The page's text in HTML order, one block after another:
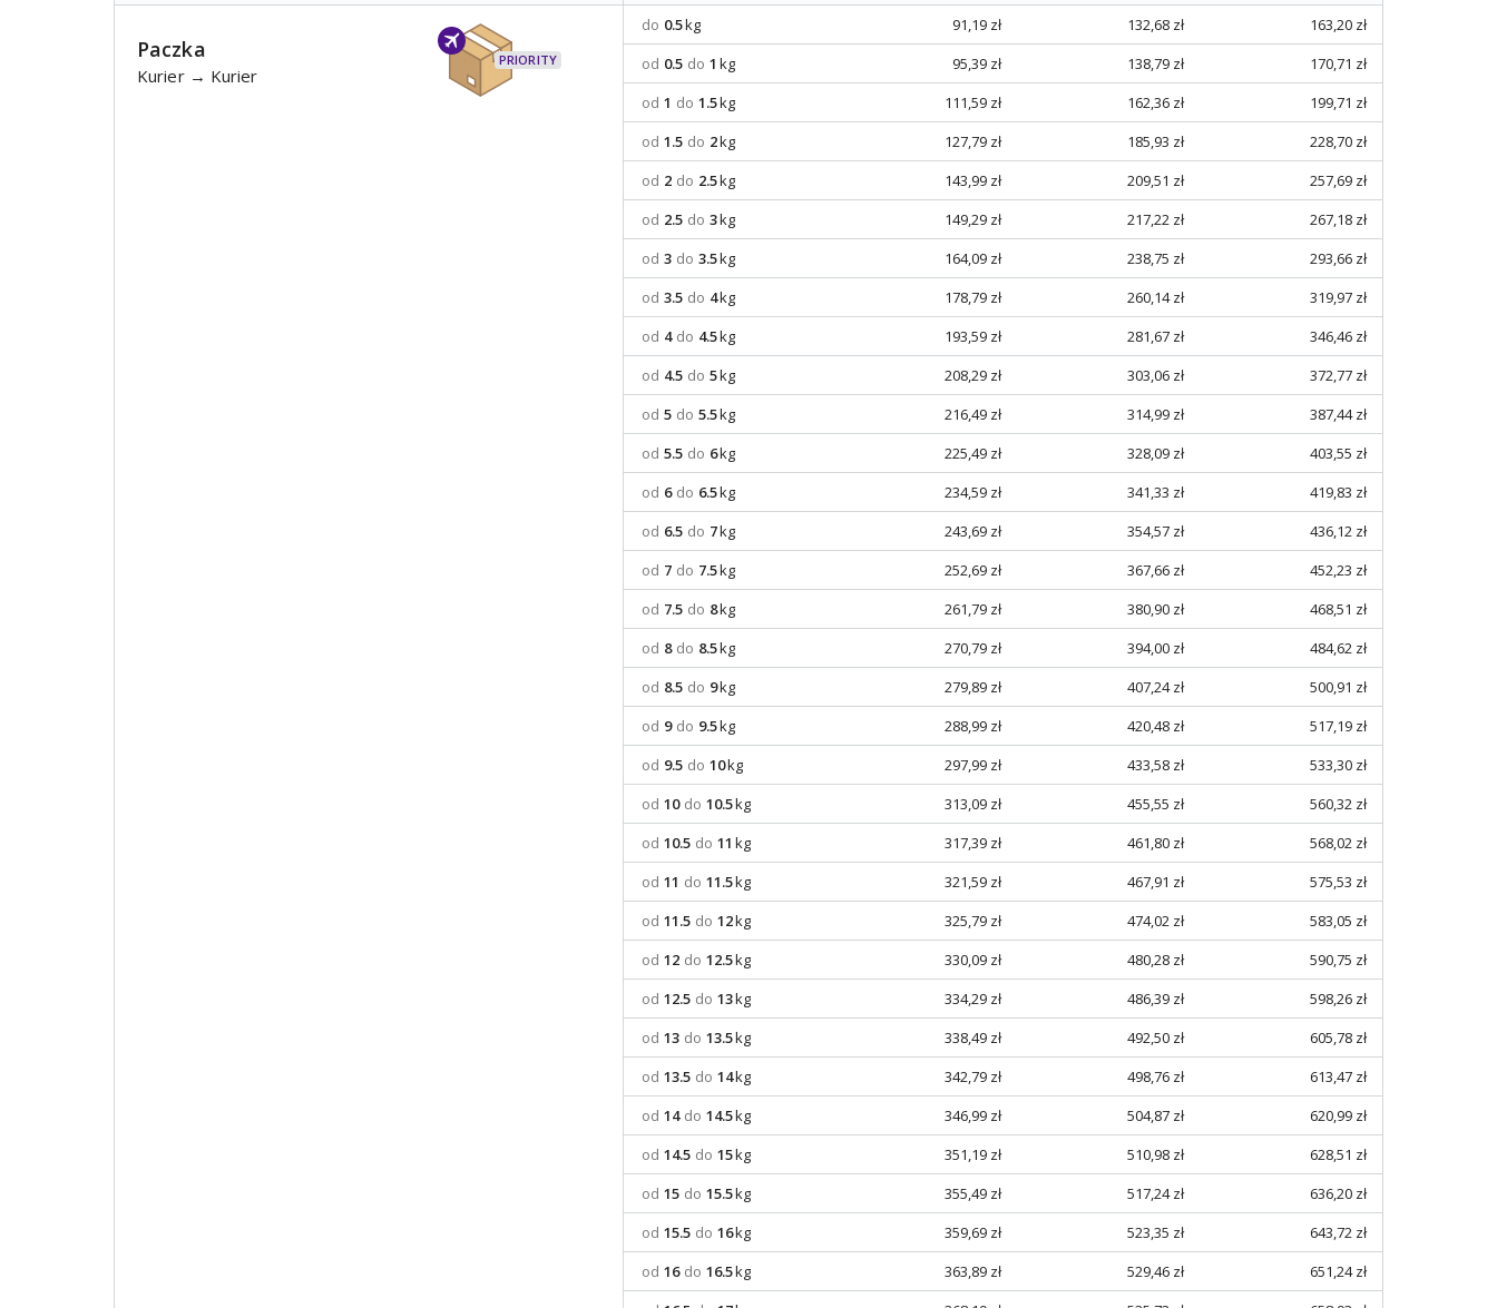
Paczka
Kurier → Kurier
do 0.5kg 91,19 zł 132,68 zł
163,20 zł
od 0.5 do 1 kg 95,39 zł 138,79 zł
170,71 zł
od 1 do 1.5kg 111,59 zł 162,36 zł
199,71 zł
od 1.5 do 2kg 127,79 zł 185,93 zł
228,70 zł
od 2 do 2.5kg 143,99 zł 209,51 zł
257,69 zł
od 2.5 do 3kg 149,29 zł 217,22 zł
267,18 zł
od 3 do 3.5kg 164,09 zł 238,75 zł
293,66 zł
od 3.5 do 4kg 178,79 zł 260,14 zł
319,97 zł
od 4 do 4.5kg 193,59 zł 281,67 zł
346,46 zł
od 4.5 do 5kg 208,29 zł 303,06 zł
372,77 zł
od 5 do 5.5kg 216,49 zł 314,99 zł
387,44 zł
od 5.5 do 6kg 225,49 zł 328,09 zł
403,55 zł
od 6 do 6.5kg 234,59 zł 341,33 zł
419,83 zł
od 6.5 do 7kg 243,69 zł 354,57 zł
436,12 zł
od 7 do 7.5kg 252,69 zł 367,66 zł
452,23 zł
od 7.5 do 8kg 261,79 zł 380,90 zł
468,51 zł
od 8 do 8.5kg 270,79 zł 394,00 zł
484,62 zł
od 8.5 do 9kg 279,89 zł 407,24 zł
500,91 zł
od 9 do 9.5kg 288,99 zł 420,48 zł
517,19 zł
od 9.5 do 10kg 297,99 zł 433,58 zł
533,30 zł
od 10 do 10.5kg 313,09 zł 455,55 zł
560,32 zł
od 10.5 do 11 kg 317,39 zł 461,80 zł
568,02 zł
od 11 do 11.5kg 321,59 zł 467,91 zł
575,53 zł
od 11.5 do 12kg 325,79 zł 474,02 zł
583,05 zł
od 12 do 12.5kg 330,09 zł 480,28 zł
590,75 zł
od 12.5 do 13kg 334,29 zł 486,39 zł
598,26 zł
od 13 do 13.5kg 338,49 zł 492,50 zł
605,78 zł
od 13.5 do 14kg 342,79 zł 498,76 zł
613,47 zł
od 14 do 14.5kg 346,99 zł 504,87 zł
620,99 zł
od 14.5 do 15kg 351,19 zł 510,98 zł
628,51 zł
od 15 do 15.5kg 355,49 zł 517,24 zł
636,20 zł
od 15.5 do 16kg 359,69 zł 523,35 zł
643,72 zł
od 16 do 16.5kg 363,89 zł 529,46 zł
651,24 zł